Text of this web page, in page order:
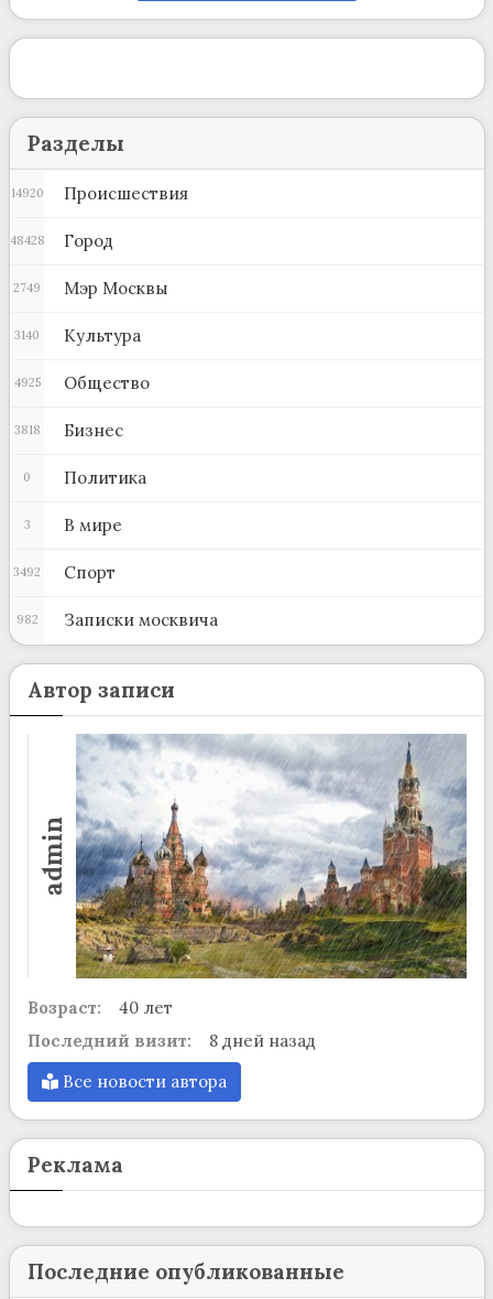
Разделы
Происшествия
14920
Город
48428
Мэр Москвы
2749
Культура
3140
Общество
4925
Бизнес
3818
Политика
0
В мире
3
Спорт
3492
Записки москвича
982
Автор записи
admin
Возраст:
40 лет
Последний визит:
8 дней назад
Все новости автора
Реклама
Последние опубликованные